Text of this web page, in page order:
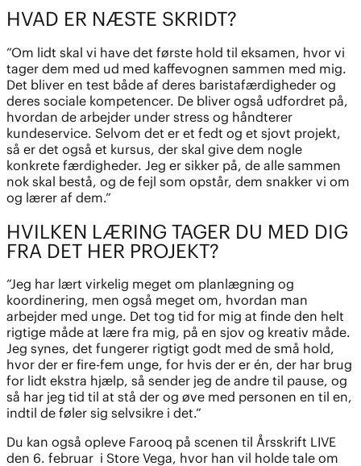
HVAD ER NÆSTE SKRIDT?
”Om lidt skal vi have det første hold til eksamen, hvor vi
tager dem med ud med kaffevognen sammen med mig.
Det bliver en test både af deres baristafærdigheder og
deres sociale kompetencer. De bliver også udfordret på,
hvordan de arbejder under stress og håndterer
kundeservice. Selvom det er et fedt og et sjovt projekt,
så er det også et kursus, der skal give dem nogle
konkrete færdigheder. Jeg er sikker på, de alle sammen
nok skal bestå, og de fejl som opstår, dem snakker vi om
og lærer af dem.”
HVILKEN LÆRING TAGER DU MED DIG
FRA DET HER PROJEKT?
”Jeg har lært virkelig meget om planlægning og
koordinering, men også meget om, hvordan man
arbejder med unge. Det tog tid for mig at finde den helt
rigtige måde at lære fra mig, på en sjov og kreativ måde.
Jeg synes, det fungerer rigtigt godt med de små hold,
hvor der er fire-fem unge, for hvis der er én, der har brug
for lidt ekstra hjælp, så sender jeg de andre til pause, og
så har jeg tid til at stå der og øve med personen en til en,
indtil de føler sig selvsikre i det.”
Du kan også opleve Farooq på scenen til Årsskrift LIVE
den 6. februar i Store Vega, hvor han vil holde tale om